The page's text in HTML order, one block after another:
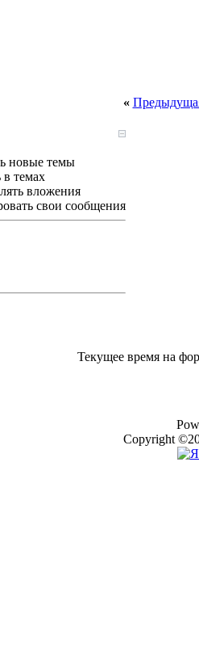
«
новые темы
в темах
вложения
свои сообщения
Текущее время на
Copyright